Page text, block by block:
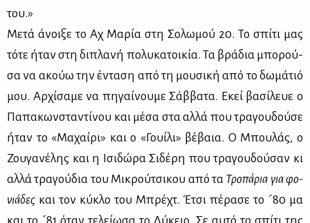
του.»
Με­τά άνοι­ξε το Αχ Μα­ρία στη Σο­λω­μού 20. Το σπί­τι μας
τό­τε ήταν στη δι­πλα­νή πο­λυ­κα­τοι­κία. Τα βρά­δια μπο­ρού­
σα να ακούω την έντα­ση από τη μου­σι­κή από το δω­μά­τιό
μου. Αρ­χί­σα­με να πη­γαί­νου­με Σάβ­βα­τα. Εκεί βα­σί­λευε ο
Πα­πα­κων­στα­ντί­νου και μέ­σα στα αλ­λά που τρα­γου­δού­σε
ήταν το «Μα­χαί­ρι» και ο «Γουί­λι» βέ­βαια. Ο Μπου­λάς, ο
Ζου­γα­νέ­λης και η Ισι­δώ­ρα Σι­δέ­ρη που τρα­γου­δού­σαν κι
αλ­λά τρα­γού­δια του Μι­κρού­τσι­κου από τα Τρο­πά­ρια για φο­
νιά­δες και τον κύ­κλο του Μπρέ­χτ. Έτσι πέ­ρα­σε το ´80 μα